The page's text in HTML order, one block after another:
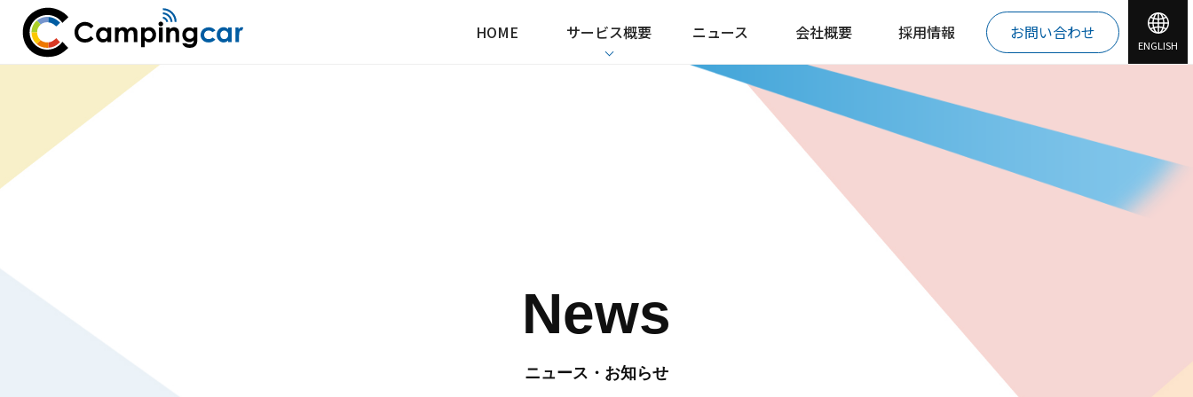
HOME サービス概要 ニュース 会社概要 採用情報 お問い合わせ
ENGLISH
News
ニュース・お知らせ